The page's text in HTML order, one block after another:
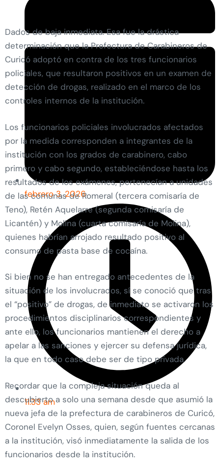
febrero 3, 2026
11:33 am
Dados de baja inmediata. Esa fue la drástica
determinación que la Prefectura de Carabineros de
Curicó adoptó en contra de los tres funcionarios
policiales, que resultaron positivos en un examen de
detección de drogas, realizado en el marco de los
controles internos de la institución.
Los funcionarios policiales involucrados afectados
por la medida corresponden a integrantes de la
institución con los grados de carabinero, cabo
primero y cabo segundo, estableciéndose hasta los
resultados de los exámenes, pertenecían a unidades
de las comunas de Romeral (tercera comisaría de
Teno), Retén Aquelarre (segunda comisaría de
Licantén) y Molina (cuarta comisaría de Molina),
quienes habrían arrojado resultado positivo al
consumo de pasta base de cocaína.
Si bien no se han entregado antecedentes de la
situación de los involucrados, sí se conoció que tras
el “positivo” de drogas, de inmediato se activaron los
procedimientos disciplinarios correspondientes y
ante ello, los funcionarios mantienen el derecho a
apelar a las sanciones y ejercer su defensa jurídica,
la que en todo caso debe ser de tipo privada.
Recordar que la compleja situación queda al
descubierto a solo una semana desde que asumió la
nueva jefa de la prefectura de carabineros de Curicó,
Coronel Evelyn Osses, quien, según fuentes cercanas
a la institución, visó inmediatamente la salida de los
funcionarios desde la institución.